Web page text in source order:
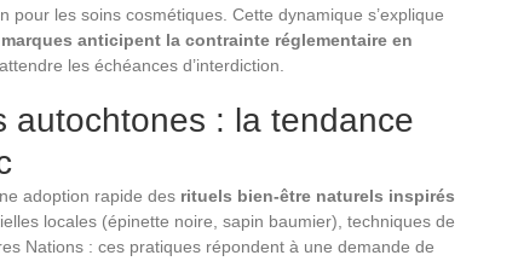
pour les soins cosmétiques. Cette dynamique s’explique
anticipent la contrainte réglementaire en
les échéances d’interdiction.
autochtones : la tendance
adoption rapide des rituels bien-être naturels inspirés
locales (épinette noire, sapin baumier), techniques de
Nations : ces pratiques répondent à une demande de